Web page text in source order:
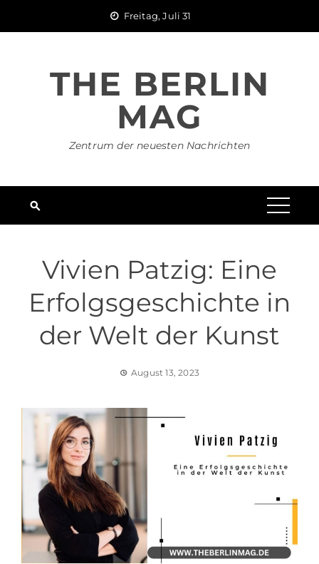
Freitag, Juli 31
THE BERLIN
MAG
Zentrum der neuesten Nachrichten
Vivien Patzig: Eine
Erfolgsgeschichte in
der Welt der Kunst
August 13, 2023